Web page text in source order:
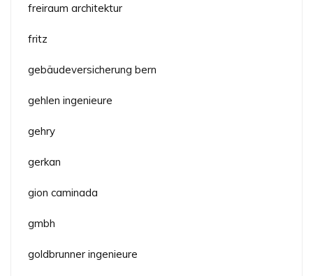
freiraum architektur
fritz
gebäudeversicherung bern
gehlen ingenieure
gehry
gerkan
gion caminada
gmbh
goldbrunner ingenieure